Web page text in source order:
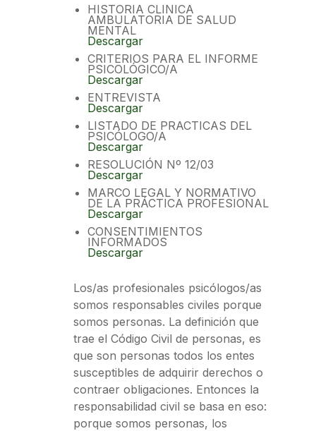
HISTORIA CLINICA
AMBULATORIA DE SALUD
MENTAL
Descargar
CRITERIOS PARA EL INFORME
PSICOLÓGICO/A
Descargar
ENTREVISTA
Descargar
LISTADO DE PRACTICAS DEL
PSICÓLOGO/A
Descargar
RESOLUCIÓN Nº 12/03
Descargar
MARCO LEGAL Y NORMATIVO
DE LA PRÁCTICA PROFESIONAL
Descargar
CONSENTIMIENTOS
INFORMADOS
Descargar
Los/as profesionales psicólogos/as
somos responsables civiles porque
somos personas. La definición que
trae el Código Civil de personas, es
que son personas todos los entes
susceptibles de adquirir derechos o
contraer obligaciones. Entonces la
responsabilidad civil se basa en eso:
porque somos personas, los